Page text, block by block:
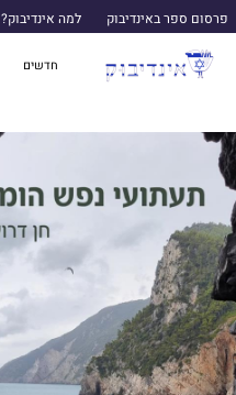
פרסום ספר באינדיבוק למה אינדיבוק?
חדשים